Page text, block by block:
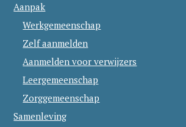
Aanpak
Werkgemeenschap
Zelf aanmelden
Aanmelden voor verwijzers
Leergemeenschap
Zorggemeenschap
Samenleving